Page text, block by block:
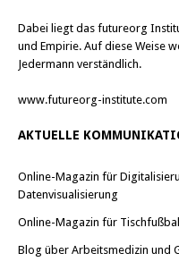
Dabei liegt das futureorg
und Empirie. Auf diese Weise
Jedermann verständlich.
www.futureorg-institute.com
AKTUELLE
Online-Magazin für
Datenvisualisierung
Online-Magazin für
Blog über Arbeitsmedizin und